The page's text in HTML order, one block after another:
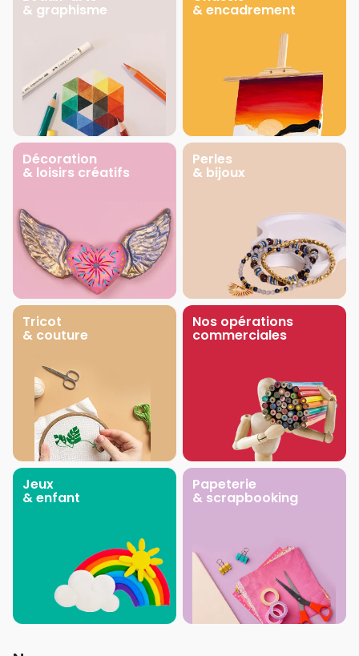
& graphisme & encadrement
Décoration
& loisirs créatifs
Perles
& bijoux
Tricot
& couture
Nos opérations
commerciales
Jeux
& enfant
Papeterie
& scrapbooking